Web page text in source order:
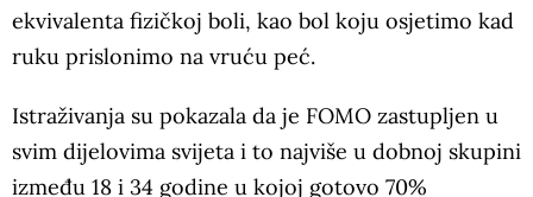
ekvivalenta fizičkoj boli, kao bol koju osjetimo kad
ruku prislonimo na vruću peć.
Istraživanja su pokazala da je FOMO zastupljen u
svim dijelovima svijeta i to najviše u dobnoj skupini
između 18 i 34 godine u kojoj gotovo 70%